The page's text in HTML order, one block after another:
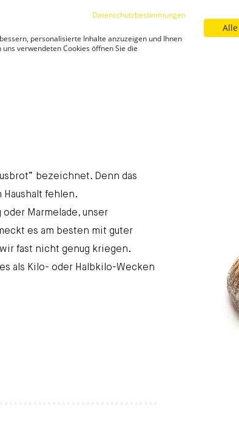
Sortiment Filialfinder Neuigkeiten
bezeichnet. Denn das
fehlen.
Marmelade, unser
es am besten mit guter
fast nicht genug kriegen.
als Kilo- oder Halbkilo-Wecken
Datenschutzbestimmungen
personalisierte Inhalte anzuzeigen und Ihnen
verwendeten Cookies öffnen Sie die